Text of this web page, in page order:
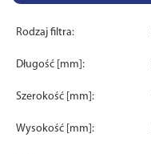
Rodzaj filtra:
Długość [mm]:
Szerokość [mm]:
Wysokość [mm]: